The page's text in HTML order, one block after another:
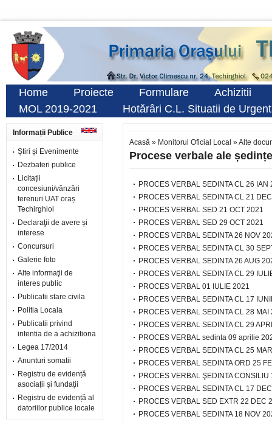
Home Proiecte Formulare
Achizitii
MOL 2019-2021
Hotărâri C.L. Situatii de
Informații Publice
Știri și Evenimente
Dezbateri publice
Licitații
concesiuni/vânzări
terenuri UAT oraș
Techirghiol
Declaraţii de avere și
interese
Concursuri
Galerie foto
Alte informaţii de
interes public
Publicatii stare civila
Politia Locala
Publicatii privind
intentia de a achizitiona
Legea 17/2014
Anunturi somatii
Registru de evidență
asociații și fundații
Registru de evidență al
datoriilor publice locale
Acasă » Monitorul Oficial Local »Alte
Procese verbale ale
PROCES VERBAL SEDINTA CL 26 IAN
PROCES VERBAL SEDINTA CL 21
PROCES VERBAL SED 21 OCT 2021
PROCES VERBAL SED 29 OCT 2021
PROCES VERBAL SEDINTA 26 NOV
PROCES VERBAL SEDINTA CL 30
PROCES VERBAL SEDINTA 26 AUG
PROCES VERBAL SEDINTA CL 29
PROCES VERBAL 01 IULIE 2021
PROCES VERBAL SEDINTA CL 17
PROCES VERBAL SEDINTA CL 28 MAI
PROCES VERBAL SEDINTA CL 29
PROCES VERBAL sedinta 09 aprilie
PROCES VERBAL SEDINTA CL 25
PROCES VERBAL SEDINTA ORD 25
PROCES VERBAL ŞEDINTA
PROCES VERBAL SEDINTA CL 17
PROCES VERBAL SED EXTR 22 DEC
PROCES VERBAL SEDINTA 18 NOV